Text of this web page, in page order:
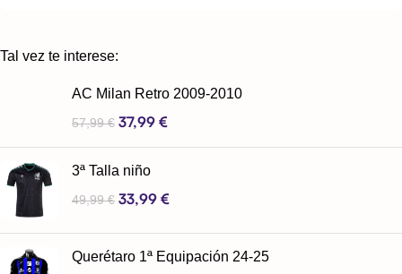
Tal vez te interese:
AC Milan Retro 2009-2010
57,99€ 37,99 €
3ª Talla niño
49,99€ 33,99 €
Querétaro 1ª Equipación 24-25